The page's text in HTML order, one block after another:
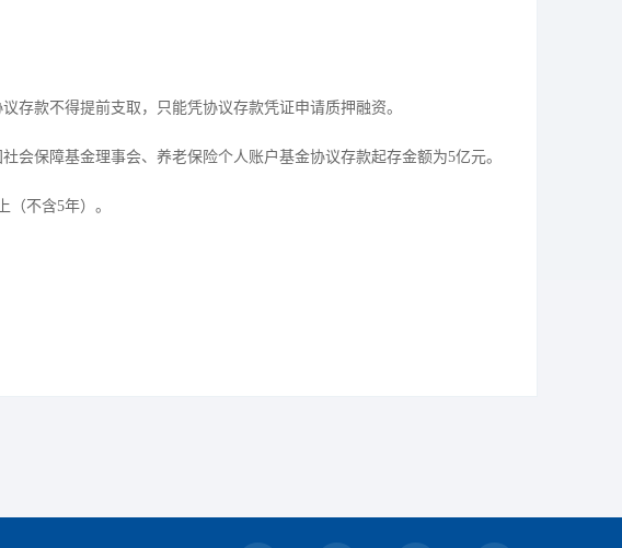
存款不得提前支取，只能凭协议存款凭证申请质押融资。
会保障基金理事会、养老保险个人账户基金协议存款起存金额为5亿元。
不含5年）。